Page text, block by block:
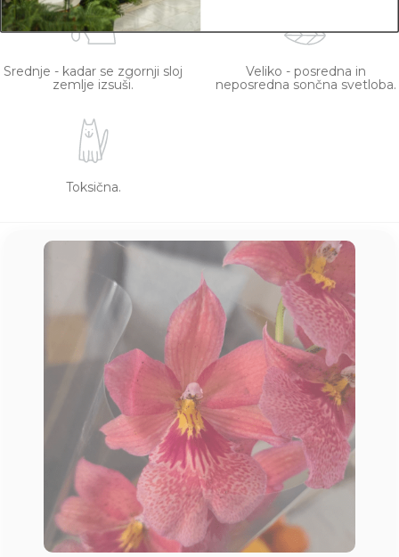
Srednje - kadar se zgornji sloj
zemlje izsuši.
Veliko - posredna in
neposredna sončna svetloba.
Toksična.